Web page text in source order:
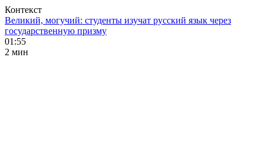
Контекст
Великий, могучий: студенты изучат русский язык через
государственную призму
01:55
2 мин